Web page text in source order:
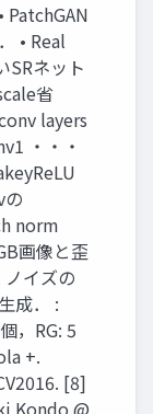
PatchGAN
• Real
SRネット
省
layers
・・・
の
norm
画像と歪
イズの
成． :
，RG: 5
+.
[8]